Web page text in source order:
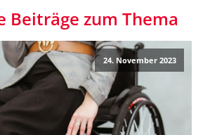
Beiträge zum Thema
24. November 2023